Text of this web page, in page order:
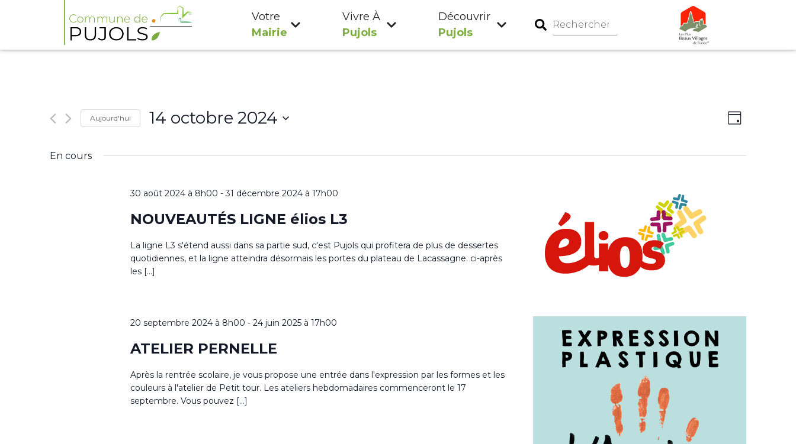
Votre
Mairie
Vivre À
Pujols
Découvrir
Pujols
Navigation
par
de
Jour
Aujourd'hui 14 octobre 2024
une
En cours
30 août 2024 à 8h00 -31 décembre 2024 à 17h00
NOUVEAUTÉS LIGNE élios L3
La ligne L3 s'étend aussi dans sa partie sud, c'est Pujols qui profitera de plus de dessertes
quotidiennes, et la ligne atteindra désormais les portes du plateau de Lacassagne. ci-après
les […]
20 septembre 2024 à 8h00 - 24 juin 2025 à 17h00
ATELIER PERNELLE
Après la rentrée scolaire, je vous propose une entrée dans l'expression par les formes et les
couleurs à l'atelier de Petit tour. Les ateliers hebdomadaires commenceront le 17
septembre. Vous pouvez […]